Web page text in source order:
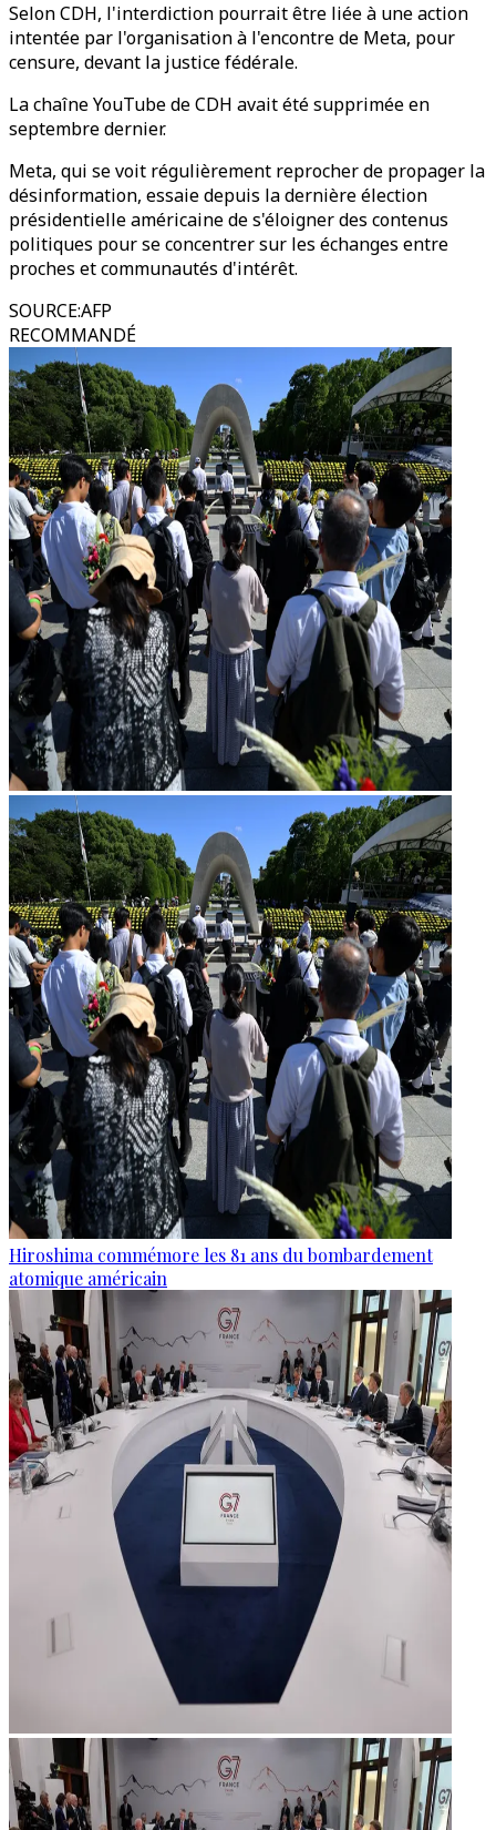
Selon CDH, l'interdiction pourrait être liée à une action
intentée par l'organisation à l'encontre de Meta, pour
censure, devant la justice fédérale.
La chaîne YouTube de CDH avait été supprimée en
septembre dernier.
Meta, qui se voit régulièrement reprocher de propager la
désinformation, essaie depuis la dernière élection
présidentielle américaine de s'éloigner des contenus
politiques pour se concentrer sur les échanges entre
proches et communautés d'intérêt.
SOURCE:AFP
RECOMMANDÉ
Hiroshima commémore les 81 ans du bombardement
atomique américain